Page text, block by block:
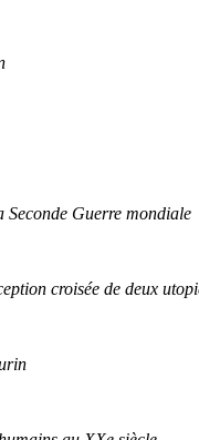
Guerre mondiale
croisée de deux